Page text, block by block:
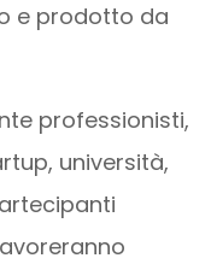
e prodotto da
professionisti,
università,